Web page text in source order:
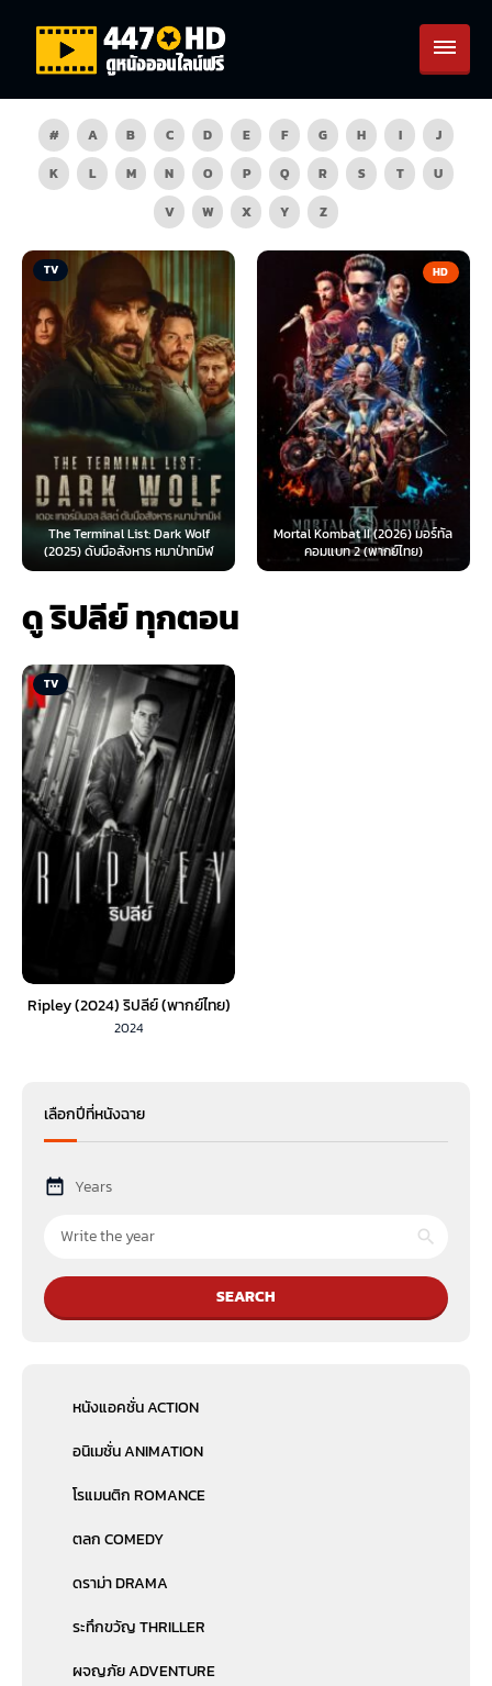
# A B C D E F G H I
J
K
L M N O P Q R S T
U
V
W X Y Z
TV
The Terminal List: Dark Wolf
(2025) ดับมือสังหาร หมาป่าทมิฬ
HD
Mortal Kombat II (2026) มอร์ทัล
คอมแบท 2 (พากย์ไทย)
ดู ริปลีย์ ทุกตอน
TV
Ripley (2024) ริปลีย์ (พากย์ไทย)
2024
เลือกปีที่หนังฉาย
Years
SEARCH
หนังแอคชั่น ACTION
อนิเมชั่น ANIMATION
โรแมนติก ROMANCE
ตลก COMEDY
ดราม่า DRAMA
ระทึกขวัญ THRILLER
ผจญภัย ADVENTURE